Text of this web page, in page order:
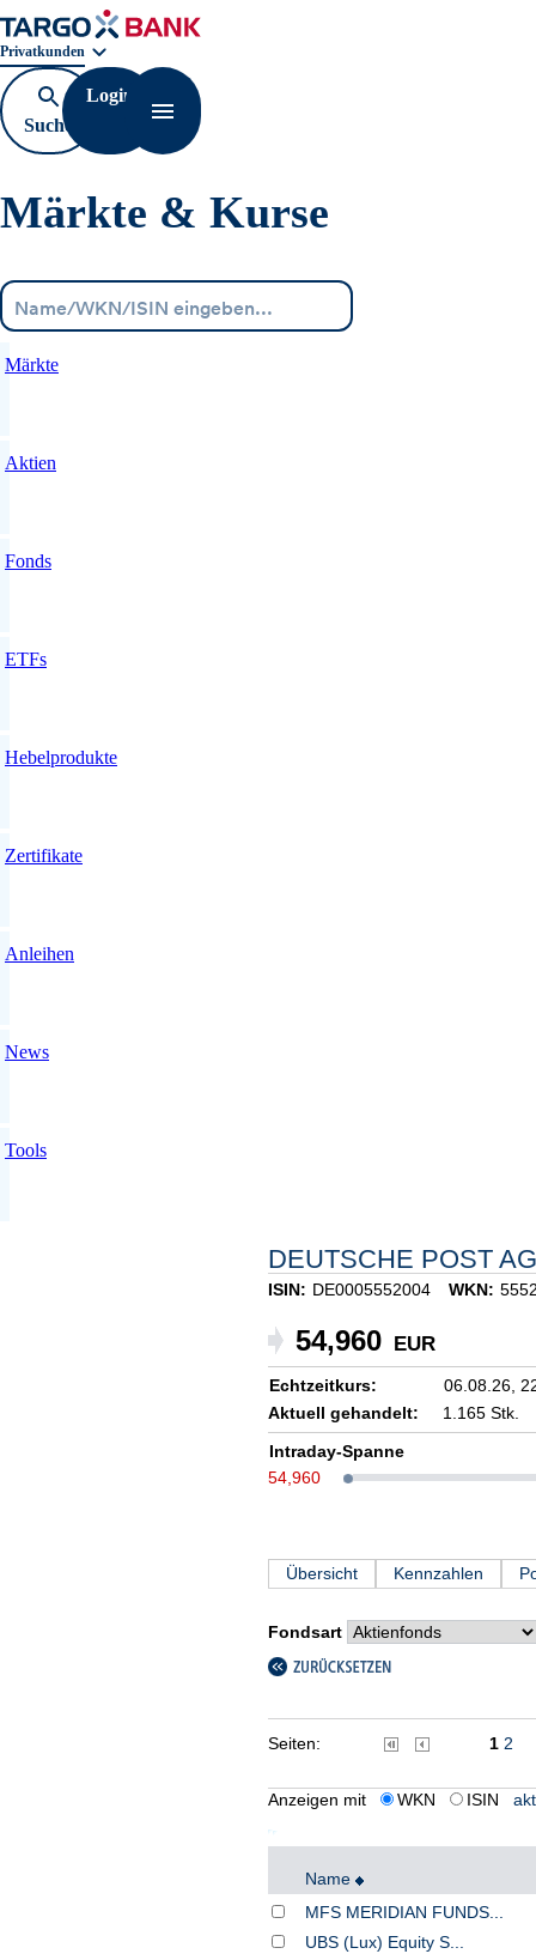
Geschäftsbereichnavigation. Aktuelle Auswahl:
Privatkunden
Suche
öffnen
Login
Navigation öffnen
Märkte & Kurse
Märkte
Aktien
Fonds
ETFs
Hebelprodukte
Zertifikate
Anleihen
News
Tools
DEUTSCHE POST AG
ISIN: DE0005552004 WKN:
54,960 EUR
Echtzeitkurs: 06.08.26,
Aktuell gehandelt:
1.165 Stk.
Intraday-Spanne
54,960
Übersicht Kennzahlen
Fondsart
Seiten: 1 2
Anzeigen mit WKN ISIN
Name
MFS MERIDIAN FUNDS...
UBS (Lux) Equity S...